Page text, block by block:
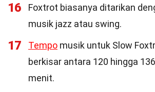
16
Foxtrot biasanya ditarikan
musik jazz atau swing.
17 Tempo musik untuk Slow
berkisar antara 120 hingga
menit.